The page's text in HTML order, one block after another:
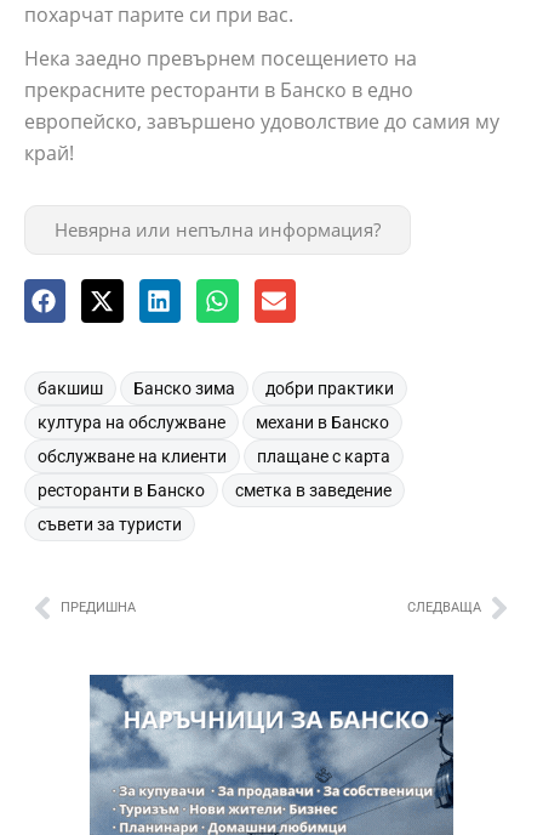
похарчат парите си при вас.
Нека заедно превърнем посещението на
прекрасните ресторанти в Банско в едно
европейско, завършено удоволствие до самия му
край!
Невярна или непълна информация?
бакшиш Банско зима добри практики
култура на обслужване механи в Банско
обслужване на клиенти плащане с карта
ресторанти в Банско сметка в заведение
съвети за туристи
ПРЕДИШНА СЛЕДВАЩА